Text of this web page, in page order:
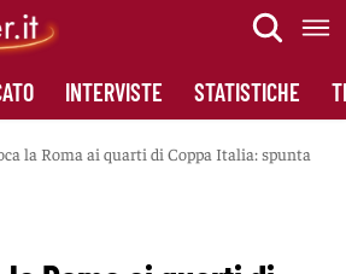
INTERVISTE STATISTICHE
la Roma ai quarti di Coppa Italia: spunta